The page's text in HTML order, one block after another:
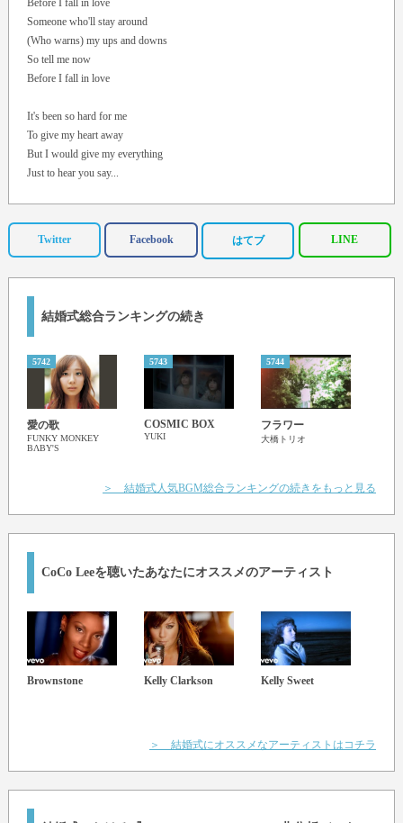
Before I fall in love
Someone who'll stay around
(Who warns) my ups and downs
So tell me now
Before I fall in love
It's been so hard for me
To give my heart away
But I would give my everything
Just to hear you say...
With all my heart and soul
So tell me now
Twitter Facebook はてブ LINE
結婚式総合ランキングの続き
5742
愛の歌
FUNKY MONKEY
BΛBY'S
5743
COSMIC BOX
YUKI
5744
フラワー
大橋トリオ
＞ 結婚式人気BGM総合ランキングの続きをもっと見る
CoCo Leeを聴いたあなたにオススメのアーティスト
Brownstone Kelly Clarkson Kelly Sweet
＞ 結婚式にオススメなアーティストはコチラ